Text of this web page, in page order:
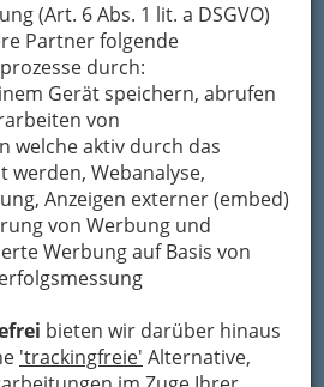
(Art. 6 Abs. 1 lit. a DSGVO)
Partner folgende
durch:
Gerät speichern, abrufen
von
welche aktiv durch das
Webanalyse,
Anzeigen externer (embed)
von Werbung und
Werbung auf Basis von
bieten wir darüber hinaus
'trackingfreie' Alternative,
ausgesehen, als ob mein
würde -mein wirkliches
irgendwas im Wege:
müsste, eine Sache
gehen müsste. Zeit, die
eine Schuld, die erst
eine Schuld, die erst
müsste.
mein Leben